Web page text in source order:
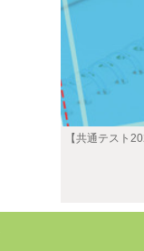
【共通テスト